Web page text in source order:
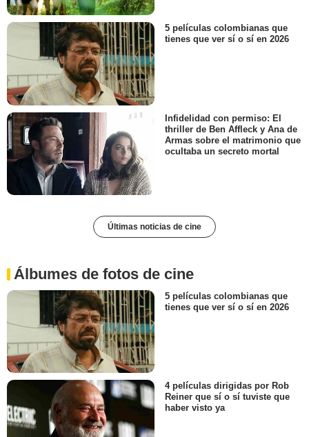
5 películas colombianas que
tienes que ver sí o sí en 2026
Infidelidad con permiso: El
thriller de Ben Affleck y Ana de
Armas sobre el matrimonio que
ocultaba un secreto mortal
Últimas noticias de cine
Álbumes de fotos de cine
5 películas colombianas que
tienes que ver sí o sí en 2026
4 películas dirigidas por Rob
Reiner que sí o sí tuviste que
haber visto ya